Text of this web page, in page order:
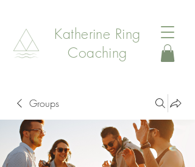
Katherine Ring
Coaching
Groups